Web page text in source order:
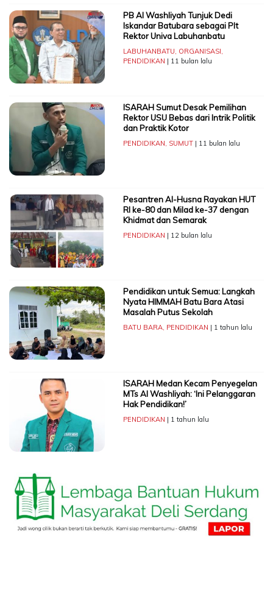
PB Al Washliyah Tunjuk Dedi
Iskandar Batubara sebagai Plt
Rektor Univa Labuhanbatu
LABUHANBATU, ORGANISASI,
PENDIDIKAN | 11 bulan lalu
ISARAH Sumut Desak Pemilihan
Rektor USU Bebas dari Intrik Politik
dan Praktik Kotor
PENDIDIKAN, SUMUT| 11 bulan lalu
Pesantren Al-Husna Rayakan HUT
RI ke-80 dan Milad ke-37 dengan
Khidmat dan Semarak
PENDIDIKAN | 12 bulan lalu
Pendidikan untuk Semua: Langkah
Nyata HIMMAH Batu Bara Atasi
Masalah Putus Sekolah
BATU BARA, PENDIDIKAN | 1 tahun lalu
ISARAH Medan Kecam Penyegelan
MTs Al Washliyah: ‘Ini Pelanggaran
Hak Pendidikan!’
PENDIDIKAN | 1 tahun lalu